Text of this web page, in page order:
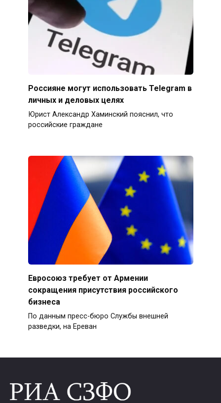
Россияне могут использовать Telegram в
личных и деловых целях
Юрист Александр Хаминский пояснил, что
российские граждане
Евросоюз требует от Армении
сокращения присутствия российского
бизнеса
По данным пресс-бюро Службы внешней
разведки, на Ереван